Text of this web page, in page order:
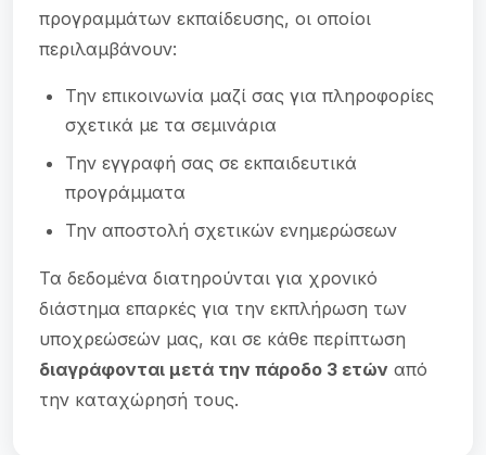
προγραμμάτων εκπαίδευσης, οι οποίοι
περιλαμβάνουν:
Την επικοινωνία μαζί σας για πληροφορίες
σχετικά με τα σεμινάρια
Την εγγραφή σας σε εκπαιδευτικά
προγράμματα
Την αποστολή σχετικών ενημερώσεων
Τα δεδομένα διατηρούνται για χρονικό
διάστημα επαρκές για την εκπλήρωση των
υποχρεώσεών μας, και σε κάθε περίπτωση
διαγράφονται μετά την πάροδο 3 ετών από
την καταχώρησή τους.